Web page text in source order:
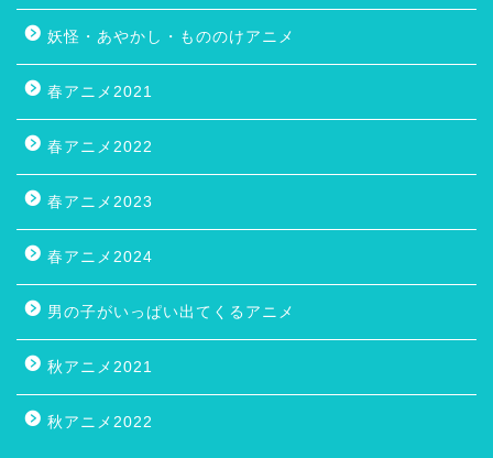
妖怪・あやかし・もののけアニメ
春アニメ2021
春アニメ2022
春アニメ2023
春アニメ2024
男の子がいっぱい出てくるアニメ
秋アニメ2021
秋アニメ2022